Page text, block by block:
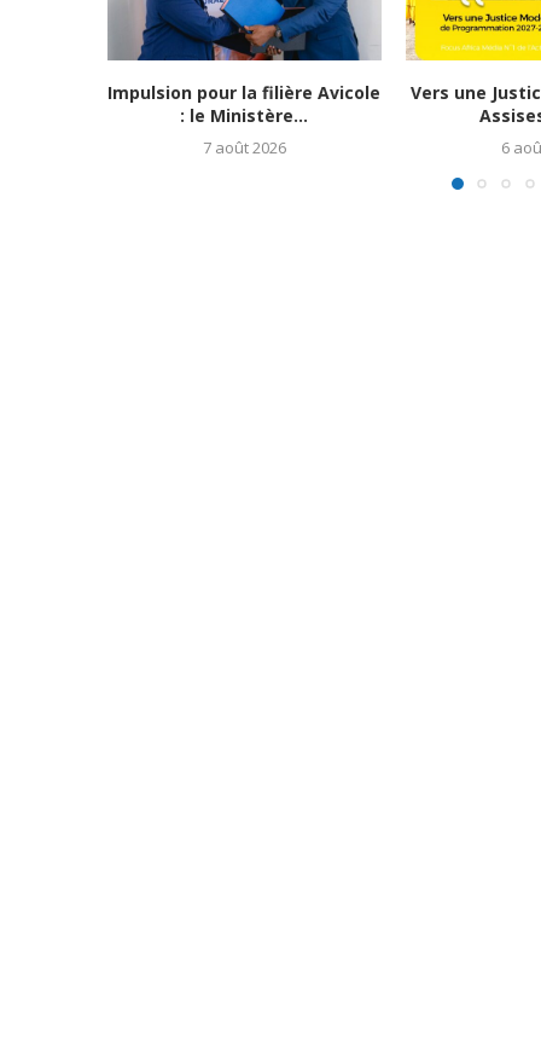
Impulsion pour la filière Avicole
: le Ministère...
7 août 2026
Vers une
6